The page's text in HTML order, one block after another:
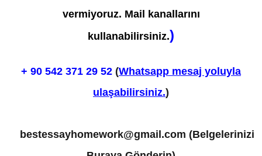
vermiyoruz. Mail kanallarını
kullanabilirsiniz.)
+ 90 542 371 29 52 (Whatsapp mesaj yoluyla
ulaşabilirsiniz.)
bestessayhomework@gmail.com (Belgelerinizi